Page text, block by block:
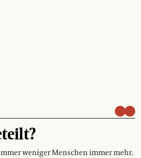
weniger Menschen immer mehr.